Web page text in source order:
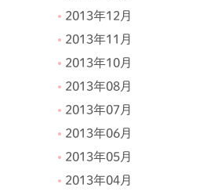
2013年12月
2013年11月
2013年10月
2013年08月
2013年07月
2013年06月
2013年05月
2013年04月